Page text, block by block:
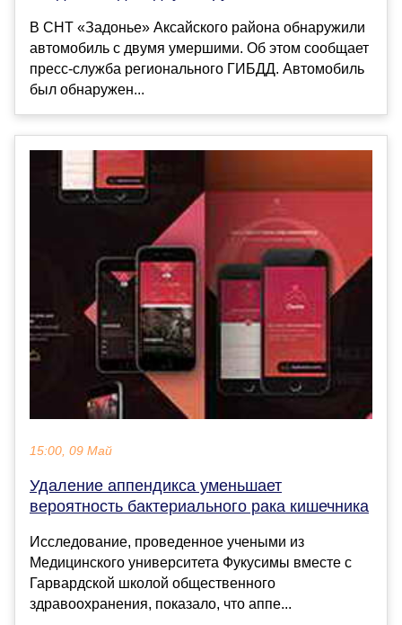
В СНТ «Задонье» Аксайского района обнаружили
автомобиль с двумя умершими. Об этом сообщает
пресс-служба регионального ГИБДД. Автомобиль
был обнаружен...
15:00, 09 Май
Удаление аппендикса уменьшает
вероятность бактериального рака кишечника
Исследование, проведенное учеными из
Медицинского университета Фукусимы вместе с
Гарвардской школой общественного
здравоохранения, показало, что аппе...